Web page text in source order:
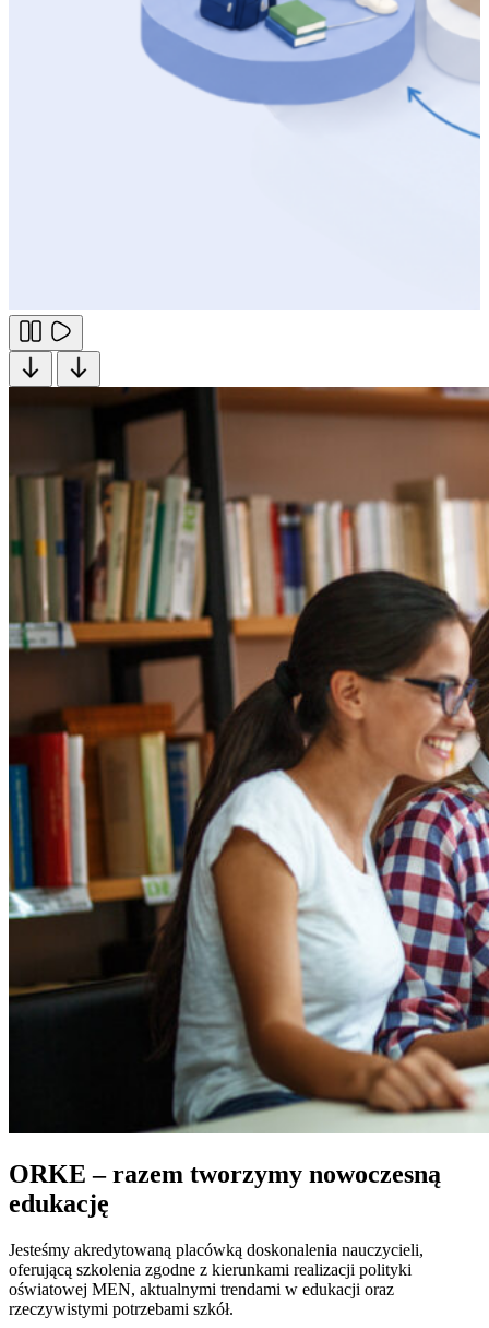
ORKE – razem tworzymy nowoczesną
edukację
Jesteśmy akredytowaną placówką doskonalenia nauczycieli,
oferującą szkolenia zgodne z kierunkami realizacji polityki
oświatowej MEN, aktualnymi trendami w edukacji oraz
rzeczywistymi potrzebami szkół.